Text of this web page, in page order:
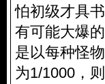
怕初级才具
有可能大爆
是以每种怪
为1/1000，